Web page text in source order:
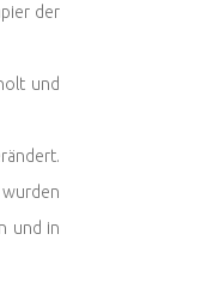
der
und
und in